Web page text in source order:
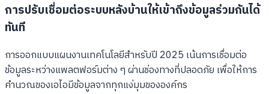
การปรับเชื่อมต่อระบบหลังบ้านให้เข้าถึงข้อมูลร่วมกันได้
ทันที
การออกแบบแผนงานเทคโนโลยีสำหรับปี 2025 เน้นการเชื่อมต่อ
ข้อมูลระหว่างแพลตฟอร์มต่าง ๆ ผ่านช่องทางที่ปลอดภัย เพื่อให้การ
คำนวณของเอไอมีข้อมูลจากทุกแง่มุมขององค์กร